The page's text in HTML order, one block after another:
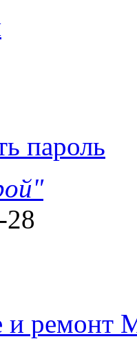
пароль
28
и ремонт